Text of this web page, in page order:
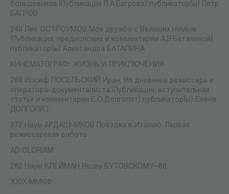
большевиков.(Публикация П.А.Багрова) публикатор(ы) Петр
БАГРОВ
249 Лев ОСТРОУМОВ Моя дружба с Великим Немым.
(Публикация, предисловие и комментарии А.В.Баталиной)
публикатор(ы) Александра БАТАЛИНА
КИНЕМАТОГРАФ: ЖИЗНЬ И ПРИКЛЮЧЕНИЯ
260 Иосиф ПОСЕЛЬСКИЙ Иран. Из дневника режиссера и
оператора-документалиста.(Публикация, вступительная
статья и комментарии Е.О.Долгопят) публикатор(ы) Елена
ДОЛГОПЯТ
272 Наум АРДАШНИКОВ Поездка в Италию. Первая
режиссерская работа
AD GLORIAM
282 Наум КЛЕЙМАН Якову БУТОВСКОМУ—80
XXIX ММКФ